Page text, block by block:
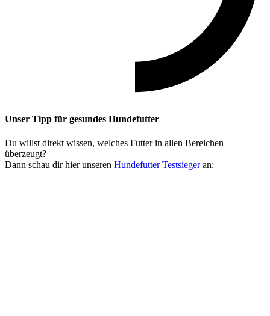
Unser Tipp für gesundes Hundefutter
Du willst direkt wissen, welches Futter in allen Bereichen
überzeugt?
Dann schau dir hier unseren Hundefutter Testsiegeran: